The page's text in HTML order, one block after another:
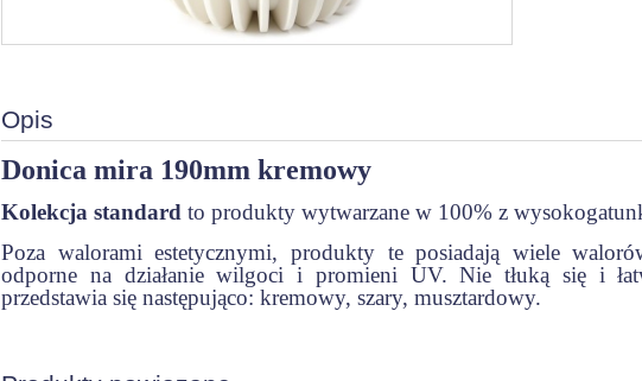
Opis
Donica mira 190mm kremowy
Kolekcja standard to produkty wytwarzane w 100% z
Poza walorami estetycznymi, produkty te posiadają wiele
odporne na działanie wilgoci i promieni UV. Nie tłuką się i
przedstawia się następująco: kremowy, szary, musztardowy.